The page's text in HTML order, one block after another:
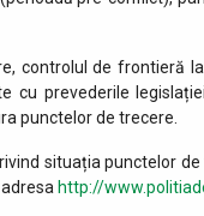
controlul de frontieră
cu prevederile
punctelor de trecere.
situația punctelor
http://